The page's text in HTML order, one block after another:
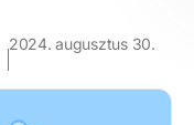
2024. augusztus 30.